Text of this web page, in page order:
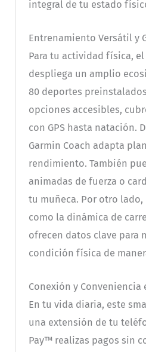
integral de tu estado
Entrenamiento Versátil y
Para tu actividad física,
despliega un amplio
80 deportes
opciones accesibles,
con GPS hasta natación.
Garmin Coach adapta
rendimiento. También
animadas de fuerza o
tu muñeca. Por otro lado,
como la dinámica de
ofrecen datos clave para
condición física de
Conexión y Conveniencia
En tu vida diaria, este
una extensión de tu
Pay™ realizas pagos sin